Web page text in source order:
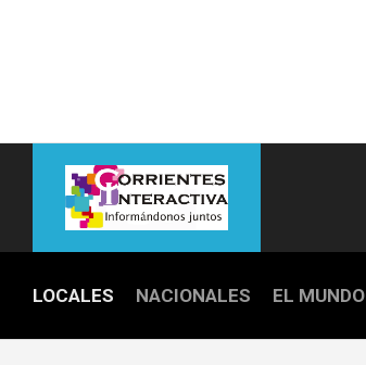
LOCALES NACIONALES EL MUNDO